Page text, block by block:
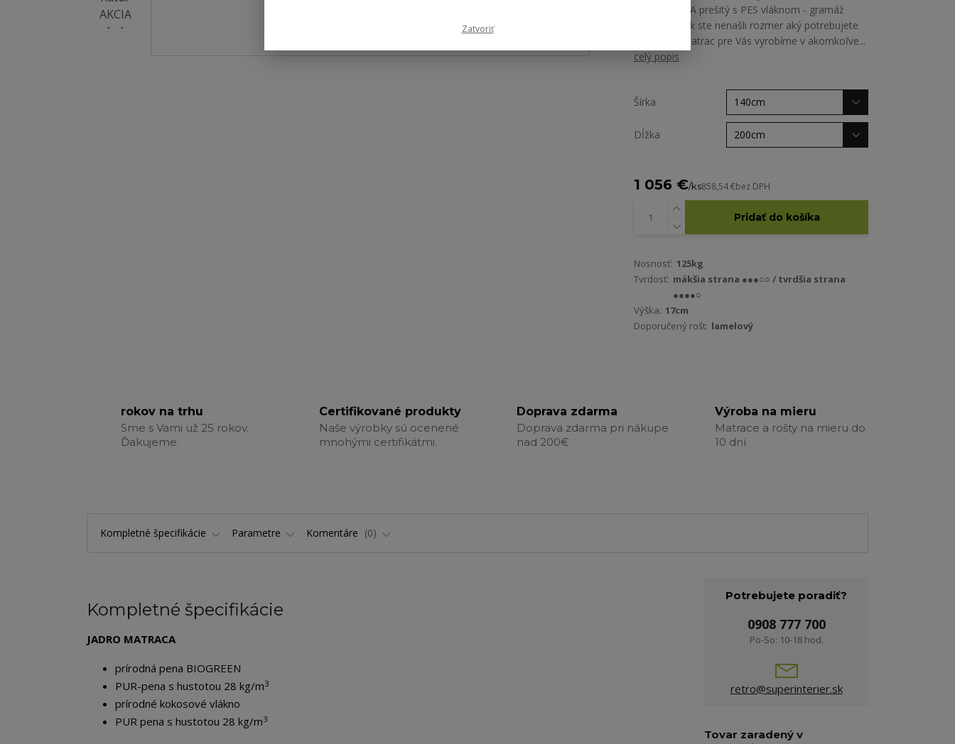
poťah ALGUA prešitý s PES vláknom - gramáž
200g/m2 Ak ste nenašli rozmer aký potrebujete
nezúfajte. Matrac pre Vás vyrobíme v akomkoľve...
celý popis
Šírka
Dĺžka
1 056 €/ks858,54 €bez DPH
Pridať do košíka
Nosnosť: 125kg
Tvrdosť: mäkšia strana ●●●○○ / tvrdšia strana
●●●●○
Výška: 17cm
Doporučený rošt: lamelový
rokov na trhu
Sme s Vami už 25 rokov.
Ďakujeme.
Certifikované produkty
Naše výrobky sú ocenené
mnohými certifikátmi.
Doprava zdarma
Doprava zdarma pri nákupe
nad 200€
Výroba na mieru
Matrace a rošty na mieru do
10 dní
Kompletné špecifikácie Parametre Komentáre 0
Kompletné špecifikácie
JADRO MATRACA
prírodná pena BIOGREEN
PUR-pena s hustotou 28 kg/m3
prírodné kokosové vlákno
PUR pena s hustotou 28 kg/m3
Potrebujete poradiť?
0908 777 700
Po-So: 10-18 hod.
retro@superinterier.sk
Tovar zaradený v
Zatvoriť